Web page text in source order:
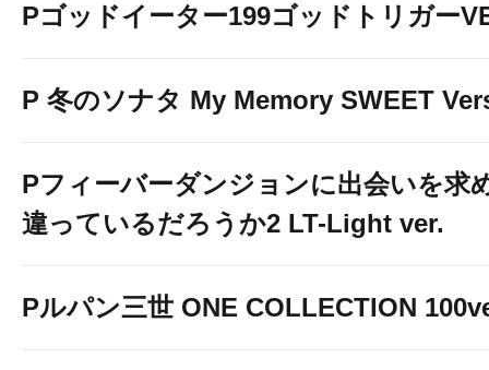
Pゴッドイーター199ゴッドトリガー
P 冬のソナタ My Memory SWEET
Pフィーバーダンジョンに出会いを求
違っているだろうか2 LT-Light ver.
Pルパン三世 ONE COLLECTION